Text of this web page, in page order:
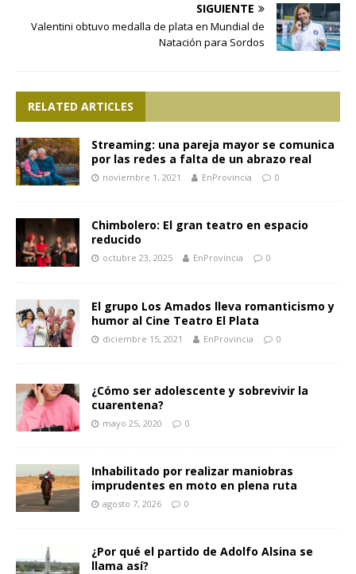
SIGUIENTE
Valentini obtuvo medalla de plata en Mundial de
Natación para Sordos
RELATED ARTICLES
Streaming: una pareja mayor se comunica
por las redes a falta de un abrazo real
noviembre 1, 2021 EnProvincia 0
Chimbolero: El gran teatro en espacio
reducido
octubre 23, 2025 EnProvincia 0
El grupo Los Amados lleva romanticismo y
humor al Cine Teatro El Plata
diciembre 15, 2021 EnProvincia 0
¿Cómo ser adolescente y sobrevivir la
cuarentena?
mayo 25, 2020 0
Inhabilitado por realizar maniobras
imprudentes en moto en plena ruta
agosto 7, 2026 0
¿Por qué el partido de Adolfo Alsina se
llama así?